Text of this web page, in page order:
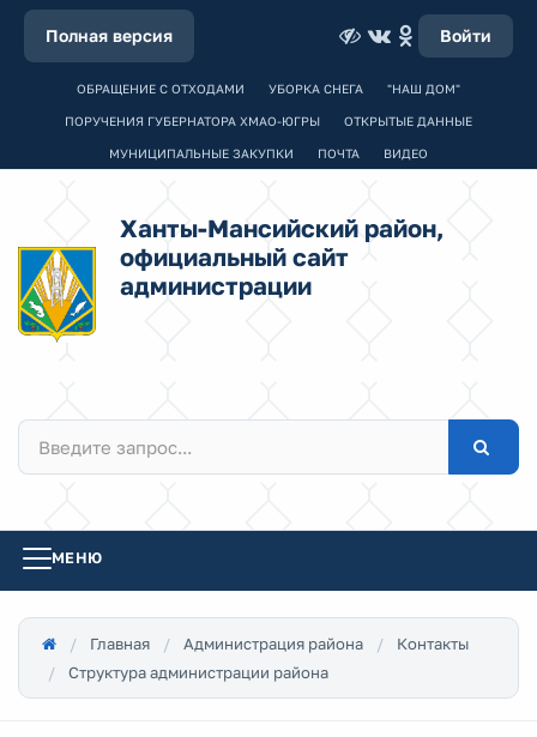
Полная версия Войти
ОБРАЩЕНИЕ С ОТХОДАМИ УБОРКА СНЕГА "НАШ ДОМ"
ПОРУЧЕНИЯ ГУБЕРНАТОРА ХМАО-ЮГРЫ ОТКРЫТЫЕ ДАННЫЕ
МУНИЦИПАЛЬНЫЕ ЗАКУПКИ ПОЧТА ВИДЕО
Ханты-Мансийский район,
официальный сайт
администрации
МЕНЮ
Главная Администрация района
Контакты
Структура администрации района